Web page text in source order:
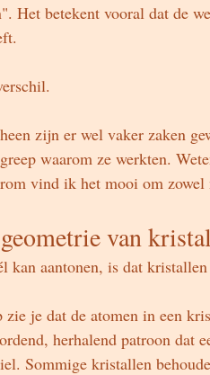
Het betekent vooral dat de
zijn er wel vaker zaken
waarom ze werkten.
vind ik het mooi om
van
kan aantonen, is dat
zie je dat de atomen in een
herhalend patroon dat
Sommige kristallen